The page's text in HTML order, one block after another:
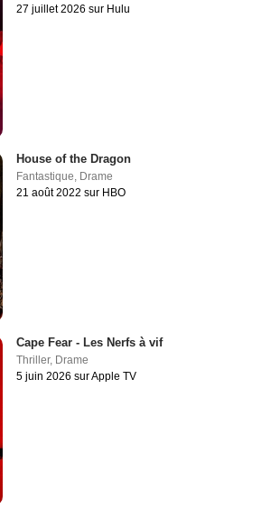
27 juillet 2026 sur Hulu
House of the Dragon
Fantastique, Drame
21 août 2022 sur HBO
Cape Fear - Les Nerfs à vif
Thriller, Drame
5 juin 2026 sur Apple TV